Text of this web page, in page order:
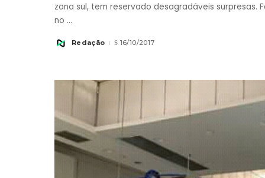
zona sul, tem reservado desagradáveis surpresas.
no ...
PostedRedação 16/10/2017